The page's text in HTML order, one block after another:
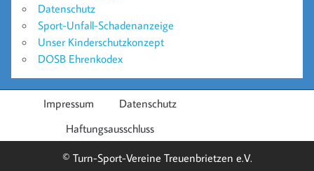
Datenschutz
Sport-Unfall-Schadenanzeige
Unser Kinderschutzkonzept
DOSB Ehrenkodex
Impressum
Datenschutz
Haftungsausschluss
© Turn-Sport-Vereine Treuenbrietzen e.V.